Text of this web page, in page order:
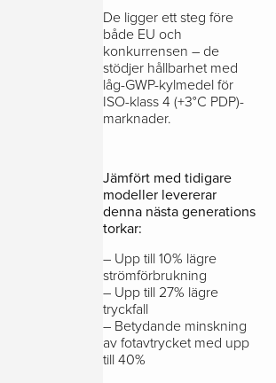
De ligger ett steg före
både EU och
konkurrensen – de
stödjer hållbarhet med
låg-GWP-kylmedel för
ISO-klass 4 (+3°C PDP)-
marknader.
Jämfört med tidigare
modeller levererar
denna nästa generations
torkar:
– Upp till 10% lägre
strömförbrukning
– Upp till 27% lägre
tryckfall
– Betydande minskning
av fotavtrycket med upp
till 40%